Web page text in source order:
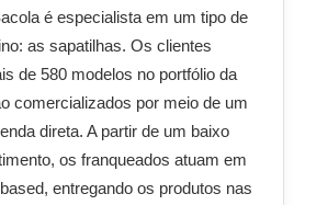
é especialista em um tipo de
as sapatilhas. Os clientes
de 580 modelos no portfólio da
comercializados por meio de um
direta. A partir de um baixo
os franqueados atuam em
entregando os produtos nas